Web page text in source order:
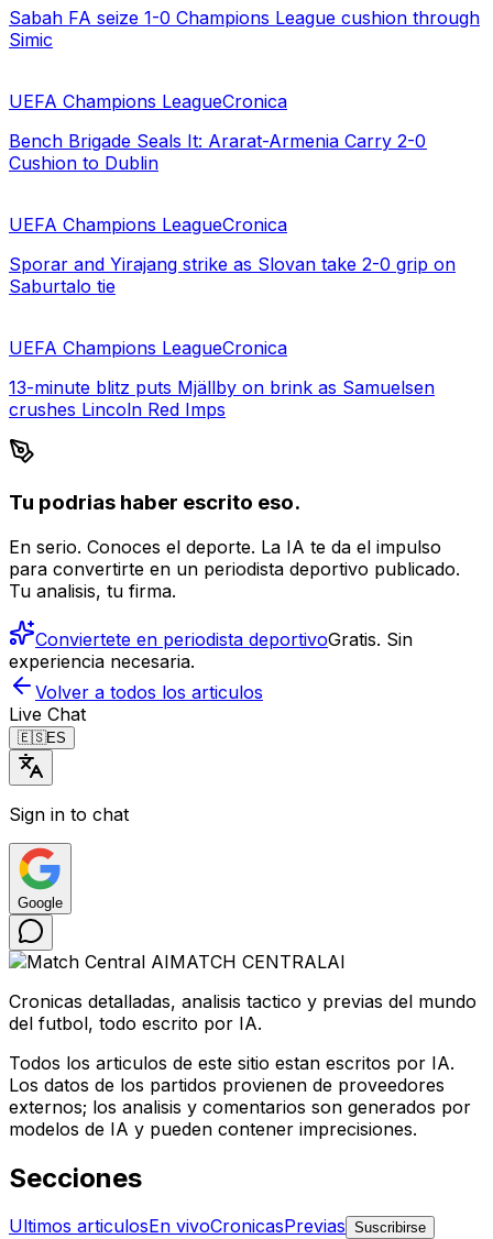
Sabah FA seize 1-0 Champions League cushion through
Simic
UEFA Champions LeagueCronica
Bench Brigade Seals It: Ararat-Armenia Carry 2-0
Cushion to Dublin
UEFA Champions LeagueCronica
Sporar and Yirajang strike as Slovan take 2-0 grip on
Saburtalo tie
UEFA Champions LeagueCronica
13-minute blitz puts Mjällby on brink as Samuelsen
crushes Lincoln Red Imps
Tu podrias haber escrito eso.
En serio. Conoces el deporte. La IA te da el impulso
para convertirte en un periodista deportivo publicado.
Tu analisis, tu firma.
Conviertete en periodista deportivoGratis. Sin
experiencia necesaria.
Volver a todos los articulos
Live Chat
🇪🇸ES
Sign in to chat
Google
MATCH CENTRALAI
Cronicas detalladas, analisis tactico y previas del mundo
del futbol, todo escrito por IA.
Todos los articulos de este sitio estan escritos por IA.
Los datos de los partidos provienen de proveedores
externos; los analisis y comentarios son generados por
modelos de IA y pueden contener imprecisiones.
Secciones
Ultimos articulosEn vivoCronicasPrevias Suscribirse